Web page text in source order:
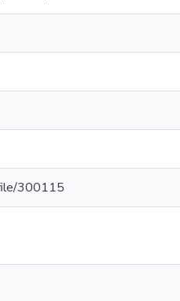
300115